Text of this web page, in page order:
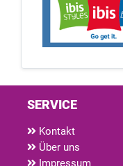
SERVICE
Kontakt
Über uns
Impressum